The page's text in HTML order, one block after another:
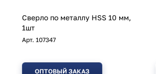
Сверло по металлу HSS 10 мм,
1шт
Арт. 107347
ОПТОВЫЙ ЗАКАЗ